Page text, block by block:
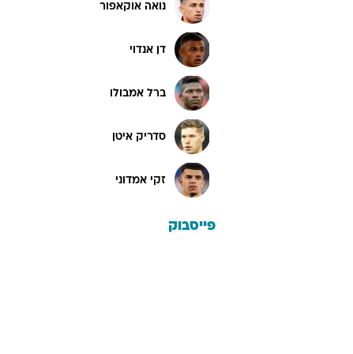
נואה אוקאפור
דן אנדוי
ברל אמבולו
סדריק איטן
זקי אמדוני
פייסבוק